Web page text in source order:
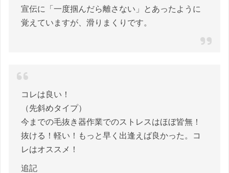
宣伝に「一度掴んだら離さない」とあったように
覚えていますが、滑りまくりです。
コレは良い！
（先斜めタイプ）
今までの毛抜き器作業でのストレスはほぼ皆無！
抜ける！軽い！もっと早く出逢えば良かった。コ
レはオススメ！
追記